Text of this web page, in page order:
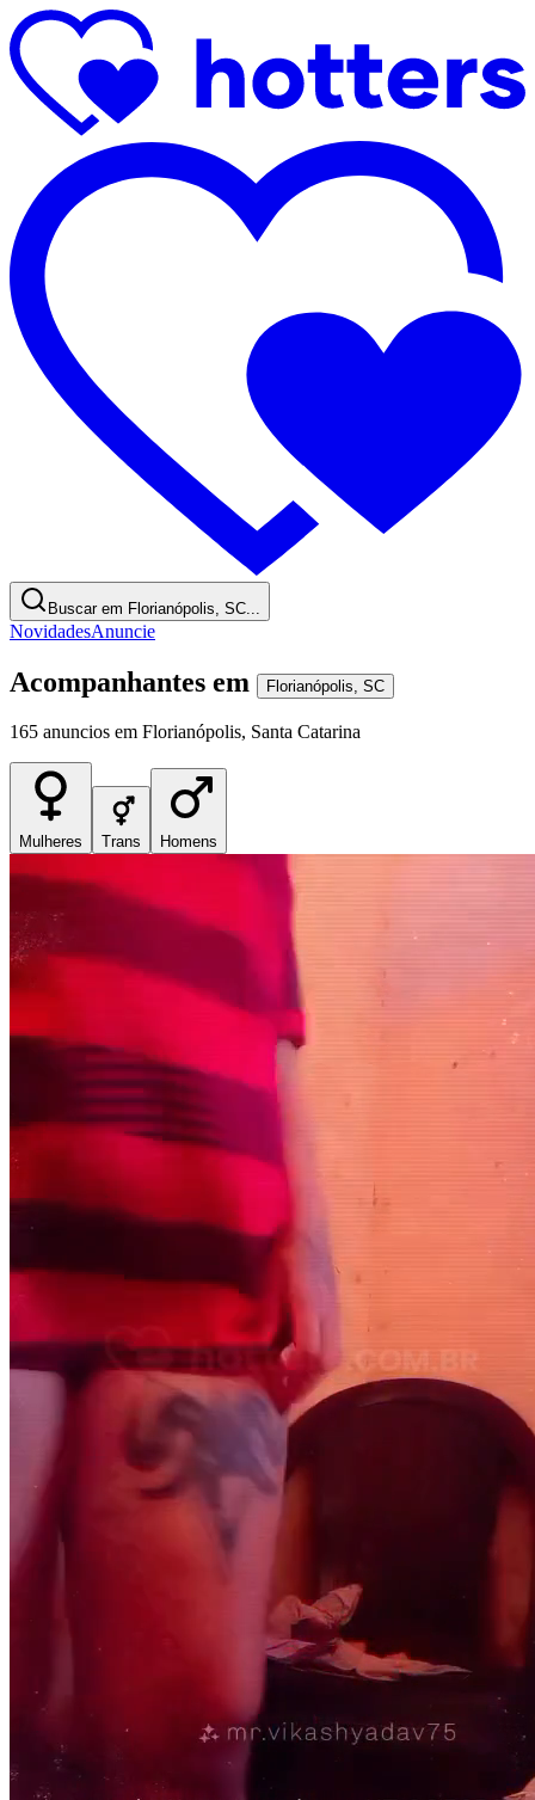
Buscar em Florianópolis, SC...
NovidadesAnuncie
Acompanhantes em Florianópolis SC
165 anuncios em Florianópolis, Santa Catarina
Mulheres Trans Homens